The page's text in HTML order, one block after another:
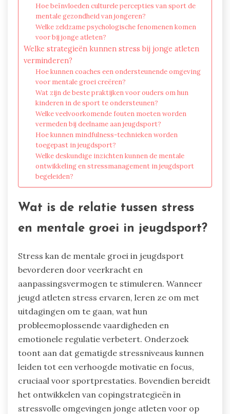
Hoe beïnvloeden culturele percepties van sport de
mentale gezondheid van jongeren?
Welke zeldzame psychologische fenomenen komen
voor bij jonge atleten?
Welke strategieën kunnen stress bij jonge atleten
verminderen?
Hoe kunnen coaches een ondersteunende omgeving
voor mentale groei creëren?
Wat zijn de beste praktijken voor ouders om hun
kinderen in de sport te ondersteunen?
Welke veelvoorkomende fouten moeten worden
vermeden bij deelname aan jeugdsport?
Hoe kunnen mindfulness-technieken worden
toegepast in jeugdsport?
Welke deskundige inzichten kunnen de mentale
ontwikkeling en stressmanagement in jeugdsport
begeleiden?
Wat is de relatie tussen stress
en mentale groei in jeugdsport?
Stress kan de mentale groei in jeugdsport
bevorderen door veerkracht en
aanpassingsvermogen te stimuleren. Wanneer
jeugd atleten stress ervaren, leren ze om met
uitdagingen om te gaan, wat hun
probleemoplossende vaardigheden en
emotionele regulatie verbetert. Onderzoek
toont aan dat gematigde stressniveaus kunnen
leiden tot een verhoogde motivatie en focus,
cruciaal voor sportprestaties. Bovendien bereidt
het ontwikkelen van copingstrategieën in
stressvolle omgevingen jonge atleten voor op